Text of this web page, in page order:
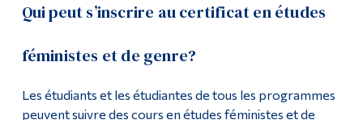
Qui peut s’inscrire au certificat en études
féministes et de genre?
Les étudiants et les étudiantes de tous les programmes
peuvent suivre des cours en études féministes et de